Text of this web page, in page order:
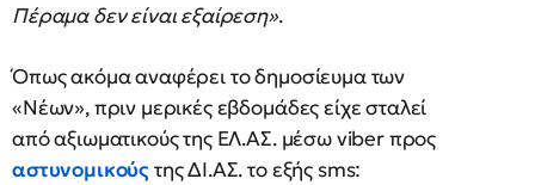
Πέραμα δεν είναι εξαίρεση».
Όπως ακόμα αναφέρει το δημοσίευμα των
«Νέων», πριν μερικές εβδομάδες είχε σταλεί
από αξιωματικούς της ΕΛ.ΑΣ. μέσω viber προς
αστυνομικούςτης ΔΙ.ΑΣ. το εξής sms: